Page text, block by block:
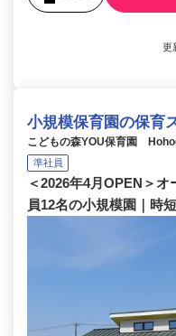
更
小規模保育園の保育
こどもの森YOU保育園
準社員
＜2026年4月OPEN＞
員12名の小規模園｜時